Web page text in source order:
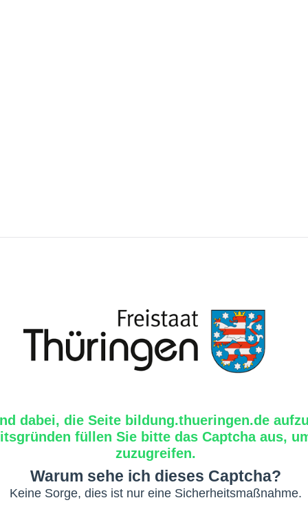
dabei, die Seite bildung.thueringen.de
füllen Sie bitte das Captcha aus,
zuzugreifen.
Warum sehe ich dieses Captcha?
Keine Sorge, dies ist nur eine Sicherheitsmaßnahme.